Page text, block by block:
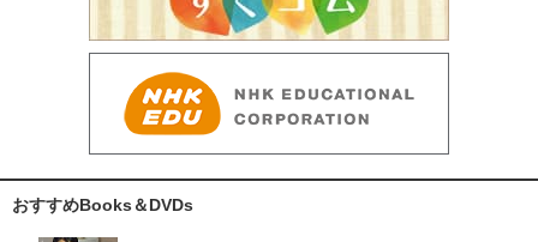
おすすめBooks＆DVDs